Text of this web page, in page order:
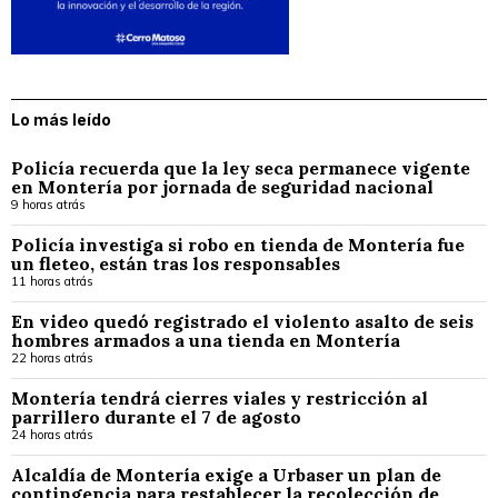
Lo más leído
Policía recuerda que la ley seca permanece vigente
en Montería por jornada de seguridad nacional
9 horas atrás
Policía investiga si robo en tienda de Montería fue
un fleteo, están tras los responsables
11 horas atrás
En video quedó registrado el violento asalto de seis
hombres armados a una tienda en Montería
22 horas atrás
Montería tendrá cierres viales y restricción al
parrillero durante el 7 de agosto
24 horas atrás
Alcaldía de Montería exige a Urbaser un plan de